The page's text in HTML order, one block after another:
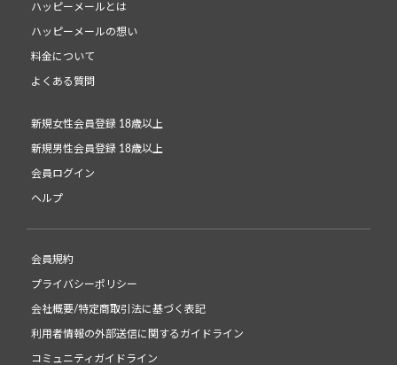
ハッピーメールとは
ハッピーメールの想い
料金について
よくある質問
新規女性会員登録 18歳以上
新規男性会員登録 18歳以上
会員ログイン
ヘルプ
会員規約
プライバシーポリシー
会社概要/特定商取引法に基づく表記
利用者情報の外部送信に関するガイドライン
コミュニティガイドライン